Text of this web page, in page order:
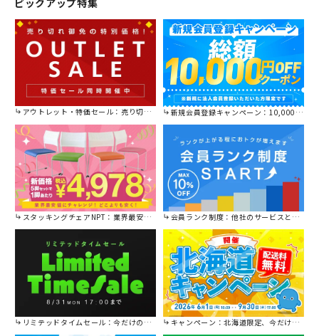
アウトレット・特価セール：売り切れ御免の特別価格！ 新規会員登録キャンペーン：10,000円OFFクーポン進呈中！
スタッキングチェアNPT：業界最安値に挑戦！ 会員ランク制度：他社のサービスと比較してください。
リミテッドタイムセール：今だけの限定セール。 キャンペーン：北海道限定、今だけ送料無料！